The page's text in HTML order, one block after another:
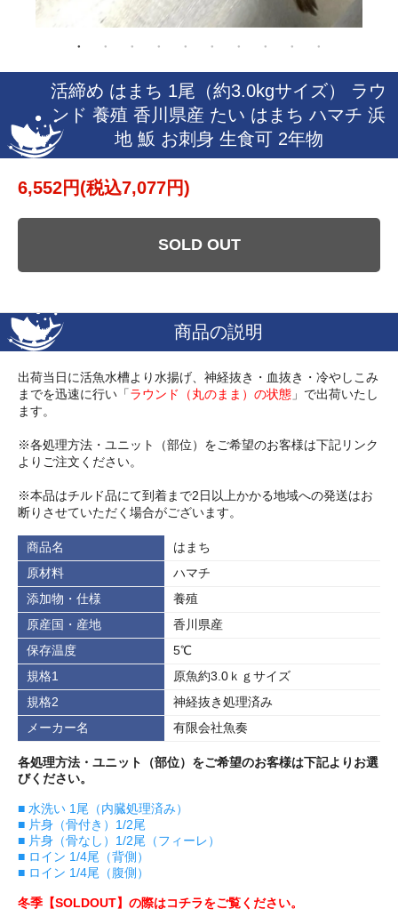
活締め はまち 1尾（約3.0kgサイズ） ラウ
ンド 養殖 香川県産 たい はまち ハマチ 浜
地 魬 お刺身 生食可 2年物
6,552円(税込7,077円)
SOLD OUT
商品の説明
出荷当日に活魚水槽より水揚げ、神経抜き・血抜き・冷やしこみ
までを迅速に行い「ラウンド（丸のまま）の状態 」で出荷いたし
ます。
※各処理方法・ユニット（部位）をご希望のお客様は下記リンク
よりご注文ください。
※本品はチルド品にて到着まで2日以上かかる地域への発送はお
断りさせていただく場合がございます。
商品名
はまち
原材料
ハマチ
添加物・仕様
養殖
原産国・産地
香川県産
保存温度
5℃
規格1
原魚約3.0ｋｇサイズ
規格2
神経抜き処理済み
メーカー名
有限会社魚奏
各処理方法・ユニット（部位）をご希望のお客様は下記よりお選
びください。
■ 水洗い 1尾（内臓処理済み）
■ 片身（骨付き）1/2尾
■ 片身（骨なし）1/2尾（フィーレ）
■ ロイン 1/4尾（背側）
■ ロイン 1/4尾（腹側）
冬季【SOLDOUT】の際はコチラをご覧ください。